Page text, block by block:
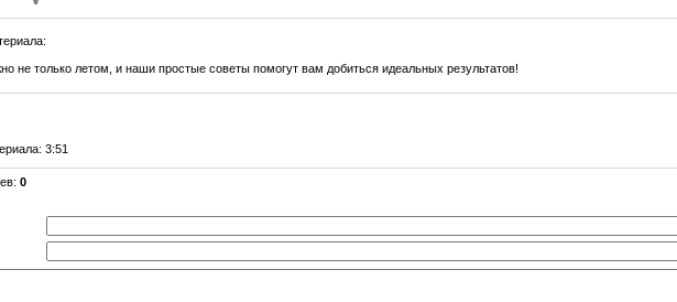
:
не только летом, и наши простые советы помогут вам добиться идеальных результатов!
: 3:51
: 0